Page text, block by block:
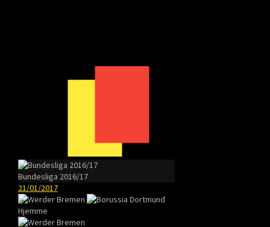
Bundesliga 2016/17
21/01/2017
Hjemme